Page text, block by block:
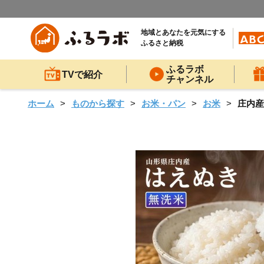
地域とあなたを元気にする
ふるさと納税
TVで紹介
ふるラボ
チャンネル
ホーム ものから探す お米・パン お米 庄内